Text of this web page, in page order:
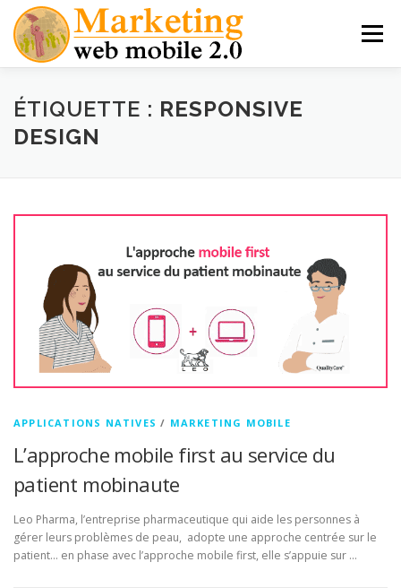
contenu
Menu
MES LIVRES THÈSE PRO MARKETING MOBILE
ÉTIQUETTE : RESPONSIVE
DESIGN
APPLICATIONS NATIVES / MARKETING MOBILE
L’approche mobile first au service du
patient mobinaute
Leo Pharma, l’entreprise pharmaceutique qui aide les personnes à
gérer leurs problèmes de peau, adopte une approche centrée sur le
patient… en phase avec l’approche mobile first, elle s’appuie sur …